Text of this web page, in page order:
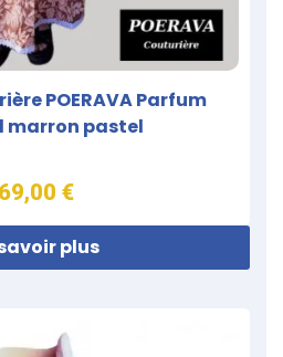
POERAVA Parfum
marron pastel
69,00 €
plus